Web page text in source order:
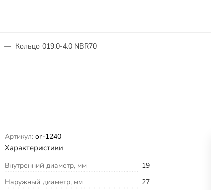
Кольцо 019.0-4.0 NBR70
Артикул: or-1240
Характеристики
Внутренний диаметр, мм
19
Наружный диаметр, мм
27